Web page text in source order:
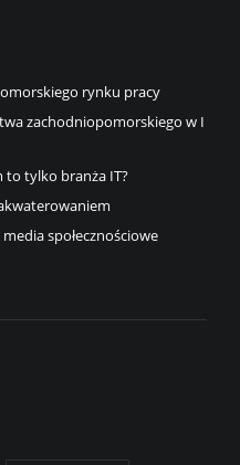
rynku pracy
zachodniopomorskiego w I
to tylko branża IT?
społecznościowe